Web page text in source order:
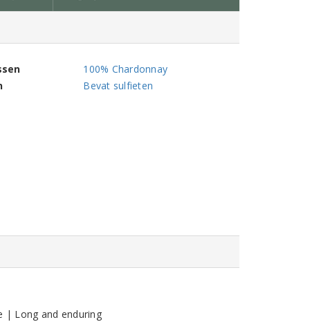
100% Chardonnay
Bevat sulfieten
| Long and enduring